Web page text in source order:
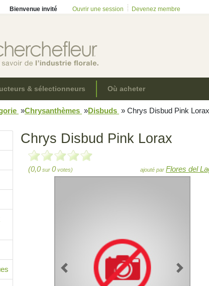
Bienvenue invité Ouvrir une session Devenez membre
& sélectionneurs Où acheter
»Chrysanthèmes »Disbuds » Chrys Disbud Pink Lorax
Chrys Disbud Pink Lorax
(0,0sur 0votes) ajouté parFlores del
Previous Next